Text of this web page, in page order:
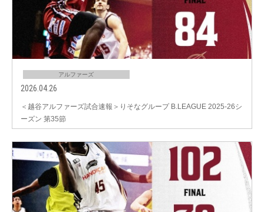
アルファーズ
2026.04.26
＜越谷アルファーズ試合速報＞りそなグループ B.LEAGUE 2025-26シ
ーズン 第35節